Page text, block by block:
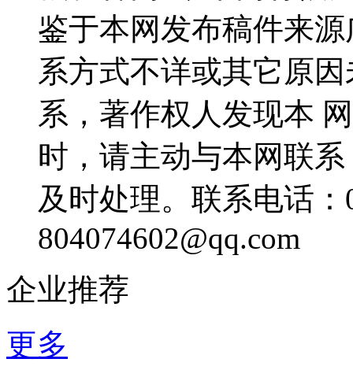
鉴于本网发布稿件来
系方式不详或其它原
系，著作权人发现本
时，请主动与本网联
及时处理。联系电话：
804074602@qq.com
企业推荐
更多